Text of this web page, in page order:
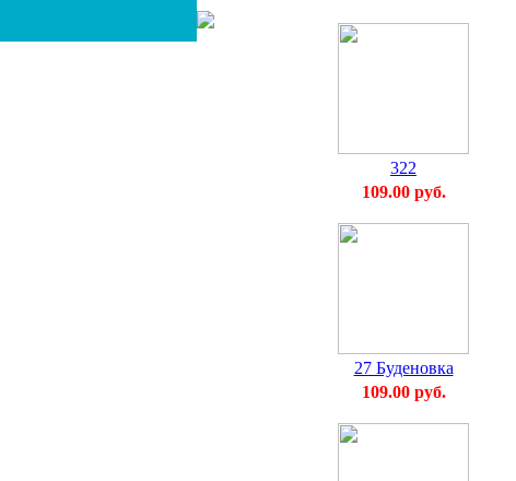
322
109.00 руб.
27 Буденовка
109.00 руб.